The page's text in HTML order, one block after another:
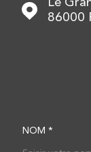
Le
86000
NOM *